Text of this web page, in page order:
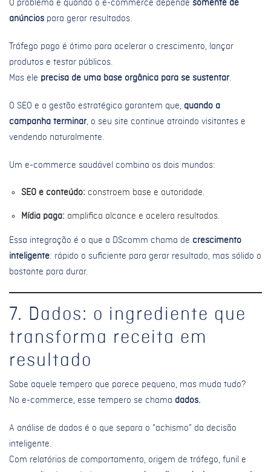
O problema é quando o e-commerce depende somente de
anúncios para gerar resultados.
Tráfego pago é ótimo para acelerar o crescimento, lançar
produtos e testar públicos.
Mas ele precisa de uma base orgânica para se sustentar.
O SEO e a gestão estratégica garantem que, quando a
campanha terminar, o seu site continue atraindo visitantes e
vendendo naturalmente.
Um e-commerce saudável combina os dois mundos:
SEO e conteúdo: constroem base e autoridade.
Mídia paga: amplifica alcance e acelera resultados.
Essa integração é o que a DScomm chama de crescimento
inteligente: rápido o suficiente para gerar resultado, mas sólido o
bastante para durar.
7. Dados: o ingrediente que
transforma receita em
resultado
Sabe aquele tempero que parece pequeno, mas muda tudo?
No e-commerce, esse tempero se chama dados.
A análise de dados é o que separa o “achismo” da decisão
inteligente.
Com relatórios de comportamento, origem de tráfego, funil e